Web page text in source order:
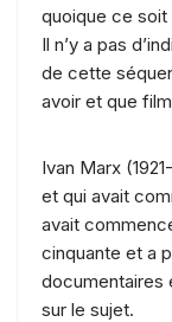
quoique ce soit
Il n’y a pas
de cette
avoir et que
Ivan Marx
et qui avait
avait
cinquante et a
documentaires
sur le sujet.